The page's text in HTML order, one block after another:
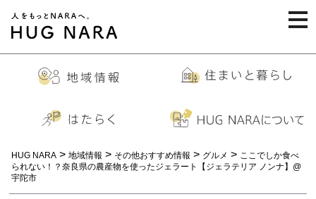
HUG NARA > 地域情報 > その他おすすめ情報 > グルメ > ここでしか食べ
られない！？奈良県の農産物を使ったジェラート【ジェラテリア ノンナ】@
宇陀市